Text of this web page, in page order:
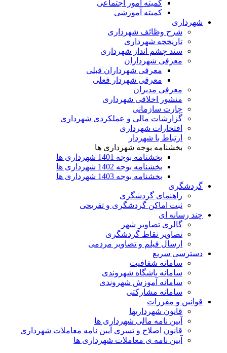
کمیته امور اجتماعی
کمیته آموزشی
شهرداری
شرح وظائف شهرداری
تاریخچه شهرداری
سند چشم انداز شهرداری
معرفی شهرداران
معرفی شهرداران قبلی
معرفی شهردار فعلی
معرفی مدیران
منشور اخلاقی شهرداری
چارت سازمانی
گزارشات مالی و عملکردی شهرداری
افتخارات شهرداری
ارتباط با شهردار
بخشنامه بوجه شهرداری ها
بخشنامه بوجه 1401 شهرداری ها
بخشنامه بوجه 1402 شهرداری ها
بخشنامه بوجه 1403 شهرداری ها
گردشگری
راهنمای گردشگری
ثبت اماکن گردشگری و تفریحی
چند رسانه ای
گالری تصاویر شهر
تصاویر نقاط گردشگری
ارسال فیلم و تصاویر مردمی
دسترسی سریع
سامانه شفافیت
سامانه باشگاه شهروندی
سامانه آموزش شهروندی
سامانه مشارکتی
قوانین و مقررات
قانون شهرداریها
آیین نامه مالی شهرداری ها
قانون اصلاح و تسری آیین نامه معاملات شهرداری
آیین نامه ی معاملات شهرداری ها